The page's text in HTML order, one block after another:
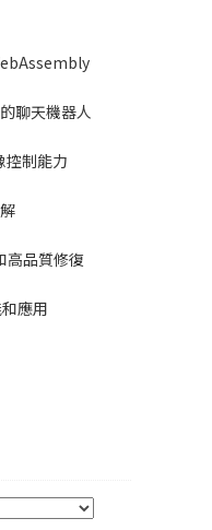
聊天機器人
制能力
高品質修復
應用